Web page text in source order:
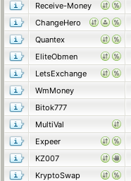
Receive-Money
ChangeHero
Quantex
EliteObmen
LetsExchange
WmMoney
Bitok777
MultiVal
Expeer
KZ007
KryptoSwap